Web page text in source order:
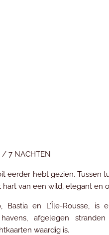
/ 7 NACHTEN
eerder hebt gezien. Tussen
van een wild, elegant en
Bastia en L’Île-Rousse,
afgelegen
waardig is.